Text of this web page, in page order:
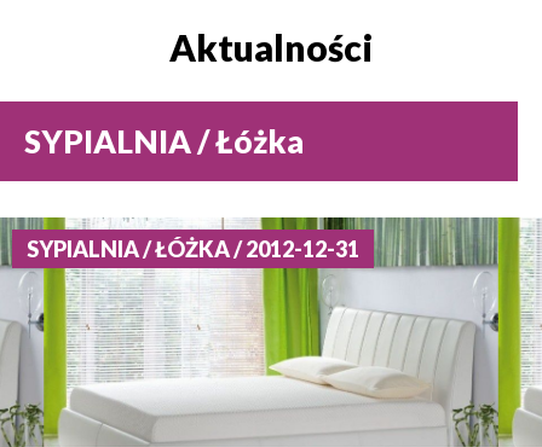
Aktualności
SYPIALNIA / Łóżka
SYPIALNIA / ŁÓŻKA / 2012-12-31